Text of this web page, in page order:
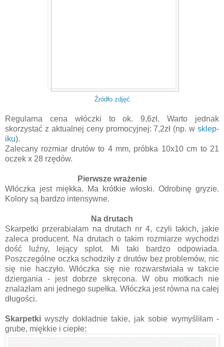
Źródło zdjęć
Regularna cena włóczki to ok. 9,6zł. Warto jednak
skorzystać z aktualnej ceny promocyjnej: 7,2zł (np. w sklep-
iku).
Zalecany rozmiar drutów to 4 mm, próbka 10x10 cm to 21
oczek x 28 rzędów.
Pierwsze wrażenie
Włóczka jest miękka. Ma krótkie włoski. Odrobinę gryzie.
Kolory są bardzo intensywne.
Na drutach
Skarpetki przerabiałam na drutach nr 4, czyli takich, jakie
zaleca producent. Na drutach o takim rozmiarze wychodzi
dość luźny, lejący splot. Mi taki bardzo odpowiada.
Poszczególne oczka schodziły z drutów bez problemów, nic
się nie haczyło. Włóczka się nie rozwarstwiała w takcie
dziergania - jest dobrze skręcona. W obu motkach nie
znalazłam ani jednego supełka. Włóczka jest równa na całej
długości.
Skarpetkiwyszły dokładnie takie, jak sobie wymyśliłam -
grube, miękkie i ciepłe: